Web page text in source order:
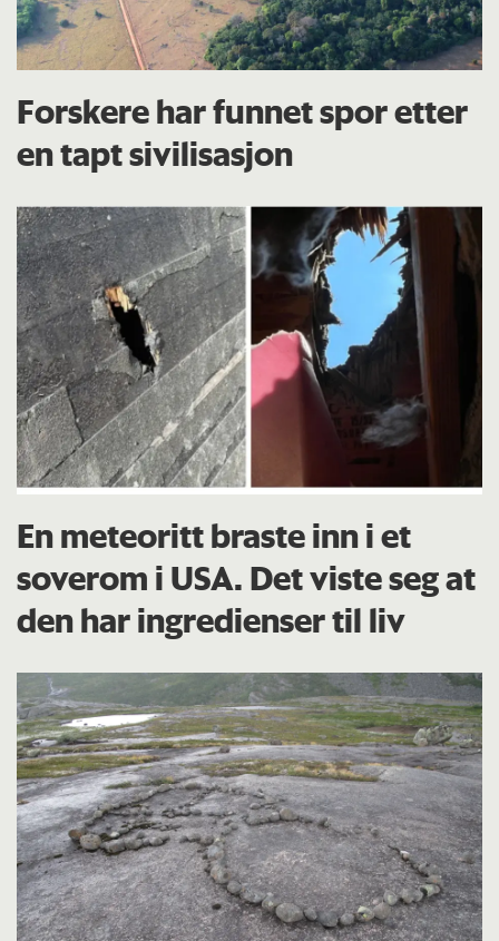
Forskere har funnet spor etter
en tapt sivilisasjon
En meteoritt braste inn i et
soverom i USA. Det viste seg at
den har ingredienser til liv